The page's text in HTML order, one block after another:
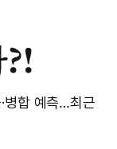
병합 예측…최근